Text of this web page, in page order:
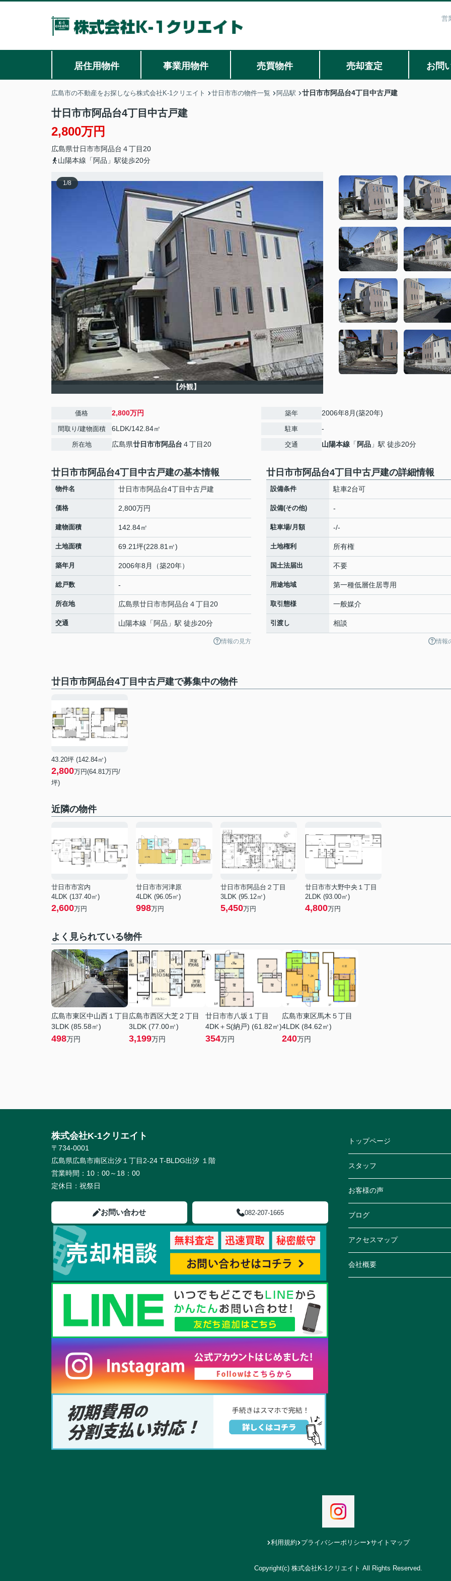
営
居住用物件 事業用物件 売買物件 売却査定 お問
広島市の不動産をお探しなら株式会社K-1クリエイト 廿日市市の物件一覧 阿品駅 廿日市市阿品台4丁目中古戸建
廿日市市阿品台4丁目中古戸建
2,800万円
広島県廿日市市阿品台 ４丁目20
山陽本線「阿品」駅徒歩20分
1/8
【外観】
価格 2,800万円
間取り/建物面積 6LDK/142.84㎡
所在地 広島県廿日市市阿品台 ４丁目20
築年 2006年8月(築20年)
駐車 -
交通 山陽本線 「 阿品 」駅 徒歩20分
廿日市市阿品台4丁目中古戸建の基本情報
物件名 廿日市市阿品台4丁目中古戸建
価格 2,800万円
建物面積 142.84㎡
土地面積 69.21坪(228.81㎡)
築年月 2006年8月（築20年）
総戸数 -
所在地 広島県廿日市市阿品台 ４丁目20
交通 山陽本線 「 阿品 」駅 徒歩20分
情報の見方
廿日市市阿品台4丁目中古戸建の詳細情報
設備条件 駐車2台可
設備(その他) -
駐車場/月額 -/-
土地権利 所有権
国土法届出 不要
用途地域 第一種低層住居専用
取引態様 一般媒介
引渡し 相談
情報
廿日市市阿品台4丁目中古戸建で募集中の物件
43.20坪 (142.84㎡)
2,800万円(64.81万円/
坪)
近隣の物件
廿日市市宮内
4LDK (137.40㎡)
2,600万円
廿日市市河津原
4LDK (96.05㎡)
998万円
廿日市市阿品台２丁目
3LDK (95.12㎡)
5,450万円
廿日市市大野中央１丁目
2LDK (93.00㎡)
4,800万円
よく見られている物件
広島市東区中山西１丁目
3LDK (85.58㎡)
498万円
広島市西区大芝２丁目
3LDK (77.00㎡)
3,199万円
廿日市市八坂１丁目
4DK＋S(納戸) (61.82㎡)
354万円
広島市東区馬木５丁目
4LDK (84.62㎡)
240万円
株式会社K-1クリエイト
〒734-0001
広島県広島市南区出汐１丁目2-24 T-BLDG出汐 １階
営業時間： 10：00～18：00
定休日： 祝祭日
お問い合わせ 082-207-1665
トップページ
スタッフ
お客様の声
ブログ
アクセスマップ
会社概要
利用規約 プライバシーポリシー サイトマップ
Copyright(c) 株式会社K-1クリエイト All Rights Reserved.